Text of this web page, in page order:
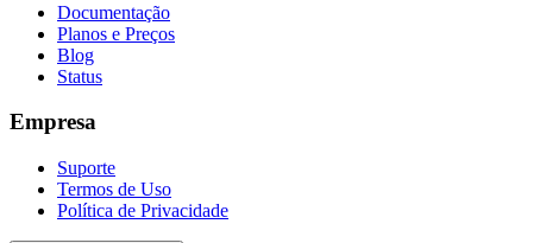
Documentação
Planos e Preços
Blog
Status
Empresa
Suporte
Termos de Uso
Política de Privacidade